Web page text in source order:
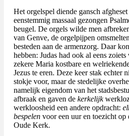
Het orgelspel diende gansch
eenstemmig massaal gezongen
beugel. De orgels wilde men
van Genve, de orgelpijpen
besteden aan de armenzorg. Daar
hebben: Judas had ook al eens
zekere Maria kostbare en
Jezus te eren. Deze keer stak echter
stokje voor, maar de stedelijke
namelijk eigendom van het
afbraak en gaven de kerkelijk
werkloosheid een andere opdracht:
bespelen voor een uur en toezicht op
Oude Kerk.